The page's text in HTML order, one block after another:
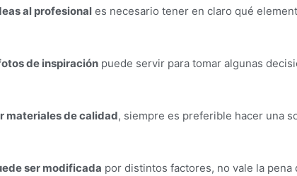
al profesionales necesario tener en claro qué
de inspiraciónpuede servir para tomar algunas
materiales de calidad, siempre es preferible hacer una
ser modificada por distintos factores, no vale la